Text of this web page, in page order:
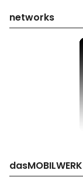
networks
dasMOBILWERK